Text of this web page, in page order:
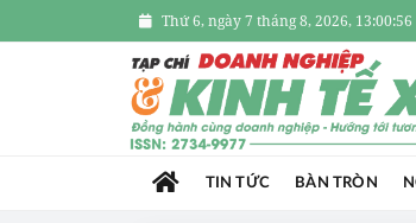
Thứ 6, ngày 7 tháng 8, 2026, 13:00:58
TIN TỨC BÀN TRÒN